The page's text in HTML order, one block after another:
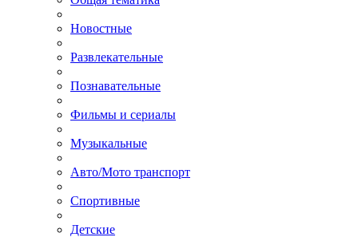
Новостные
Развлекательные
Познавательные
Фильмы и сериалы
Музыкальные
Авто/Мото транспорт
Спортивные
Детские